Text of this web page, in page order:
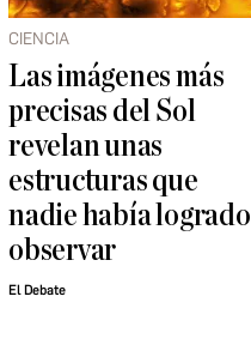
CIENCIA
Las imágenes más
precisas del Sol
revelan unas
estructuras que
nadie había logrado
observar
El Debate